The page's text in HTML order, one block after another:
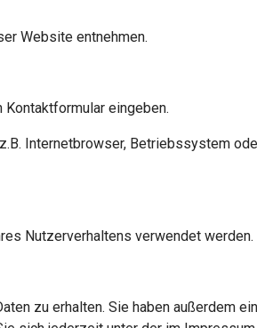
Website entnehmen.
eingeben.
Internetbrowser, Betriebssystem
Nutzerverhaltens verwendet werden.
zu erhalten. Sie haben außerdem